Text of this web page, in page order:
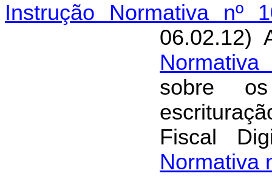
Instrução Normativa nº
sobre
Fiscal
Normativa